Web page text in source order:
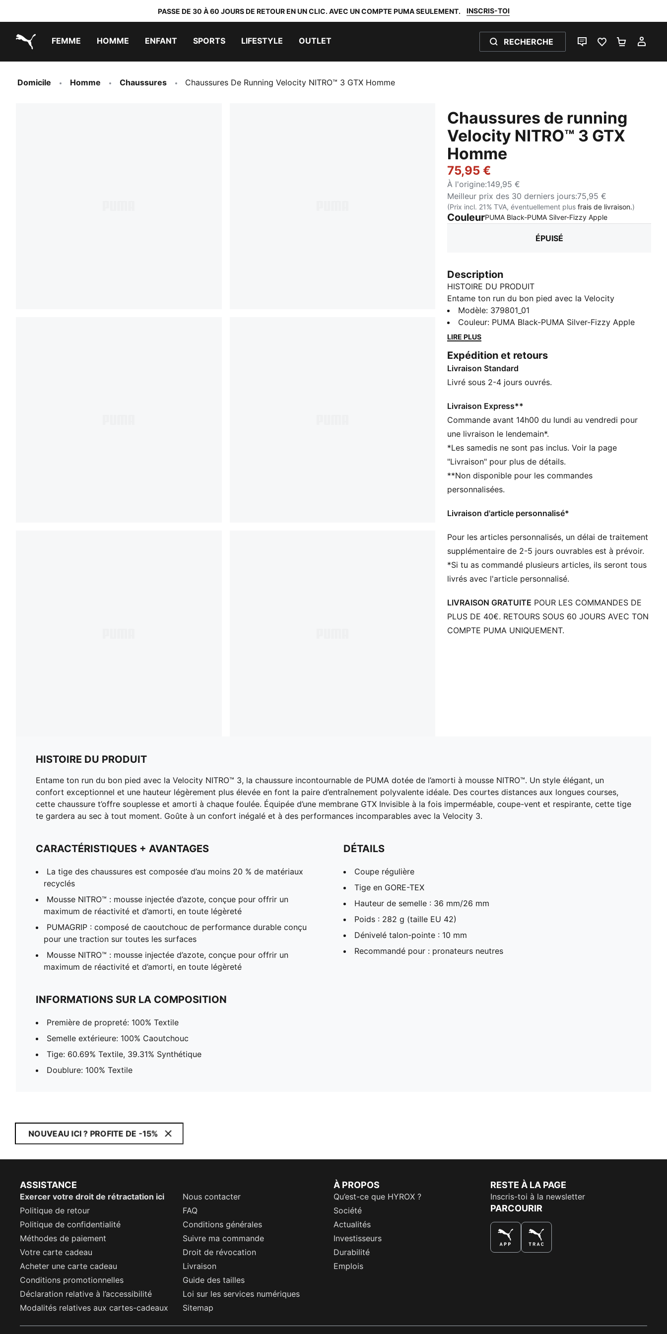
PASSE DE 30 À 60 JOURS DE RETOUR EN UN CLIC. AVEC UN COMPTE PUMA SEULEMENT. INSCRIS-TOI
FEMME HOMME ENFANT SPORTS LIFESTYLE OUTLET RECHERCHE
LIVE CHATFAVORIS 0PANIER 0
Domicile Homme Chaussures Chaussures De Running Velocity NITRO™ 3 GTX Homme
Chaussures de running
Velocity NITRO™ 3 GTX
Homme
75,95 €
À l'origine:149,95 €
Meilleur prix des 30 derniers jours:75,95 €
(Prix incl. 21% TVA, éventuellement plusfrais de livraison.)
CouleurPUMA Black-PUMA Silver-Fizzy Apple:
ÉPUISÉ
Description
HISTOIRE DU PRODUIT
Entame ton run du bon pied avec la Velocity
NITRO™ 3, la chaussure incontournable de PUMA
dotée de l’amorti à mousse NITRO™. Un style élégant,
un confort exceptionnel et une hauteur légèrement
polyvalente idéale. Des courtes distances aux
longues courses, cette chaussure t’offre souplesse et
amorti à chaque foulée. Équipée d’une membrane
respirante, cette tige te gardera au sec à tout
moment. Goûte à un confort inégalé et à des
performances incomparables avec la Velocity 3.
La tige des chaussures est composée d’au moins
20 % de matériaux recyclés
Mousse NITRO™ : mousse injectée d’azote, conçue
pour offrir un maximum de réactivité et d’amorti, en
PUMAGRIP : composé de caoutchouc de
toutes les surfaces
Mousse NITRO™ : mousse injectée d’azote, conçue
pour offrir un maximum de réactivité et d’amorti, en
DÉTAILS
Tige en GORE-TEX
Hauteur de semelle : 36 mm/26 mm
Poids : 282 g (taille EU 42)
Modèle: 379801_01
Couleur: PUMA Black-PUMA Silver-Fizzy Apple
LIRE PLUS
Expédition et retours
Livraison Standard
Livré sous 2-4 jours ouvrés.
Livraison Express**
Commande avant 14h00 du lundi au vendredi pour
une livraison le lendemain*.
*Les samedis ne sont pas inclus. Voir la page
"Livraison" pour plus de détails.
**Non disponible pour les commandes
personnalisées.
Livraison d'article personnalisé*
Pour les articles personnalisés, un délai de traitement
supplémentaire de 2-5 jours ouvrables est à prévoir.
*Si tu as commandé plusieurs articles, ils seront tous
livrés avec l'article personnalisé.
LIVRAISON GRATUITE POUR LES COMMANDES DE
PLUS DE 40€. RETOURS SOUS 60 JOURS AVEC TON
COMPTE PUMA UNIQUEMENT.
HISTOIRE DU PRODUIT
Entame ton run du bon pied avec la Velocity NITRO™ 3, la chaussure incontournable de PUMA dotée de l’amorti à mousse NITRO™. Un style élégant, un
confort exceptionnel et une hauteur légèrement plus élevée en font la paire d’entraînement polyvalente idéale. Des courtes distances aux longues courses,
cette chaussure t’offre souplesse et amorti à chaque foulée. Équipée d’une membrane GTX Invisible à la fois imperméable, coupe-vent et respirante, cette tige
te gardera au sec à tout moment. Goûte à un confort inégalé et à des performances incomparables avec la Velocity 3.
CARACTÉRISTIQUES + AVANTAGES
La tige des chaussures est composée d’au moins 20 % de matériaux
recyclés
Mousse NITRO™ : mousse injectée d’azote, conçue pour offrir un
maximum de réactivité et d’amorti, en toute légèreté
PUMAGRIP : composé de caoutchouc de performance durable conçu
pour une traction sur toutes les surfaces
Mousse NITRO™ : mousse injectée d’azote, conçue pour offrir un
maximum de réactivité et d’amorti, en toute légèreté
DÉTAILS
Coupe régulière
Tige en GORE-TEX
Hauteur de semelle : 36 mm/26 mm
Poids : 282 g (taille EU 42)
Dénivelé talon-pointe : 10 mm
Recommandé pour : pronateurs neutres
INFORMATIONS SUR LA COMPOSITION
Première de propreté: 100% Textile
Semelle extérieure: 100% Caoutchouc
Tige: 60.69% Textile, 39.31% Synthétique
Doublure: 100% Textile
NOUVEAU ICI ? PROFITE DE -15%
ASSISTANCE
Exercer votre droit de rétractation ici
Nous contacter
Politique de retour
FAQ
Politique de confidentialité
Conditions générales
Méthodes de paiement
Suivre ma commande
Votre carte cadeau
Droit de révocation
Acheter une carte cadeau
Livraison
Conditions promotionnelles
Guide des tailles
Déclaration relative à l’accessibilité
Loi sur les services numériques
Modalités relatives aux cartes-cadeaux
Sitemap
À PROPOS
Qu’est-ce que HYROX ?
Société
Actualités
Investisseurs
Durabilité
Emplois
RESTE À LA PAGE
Inscris-toi à la newsletter
PARCOURIR